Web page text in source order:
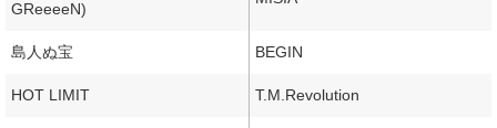
GReeeeN)
島人ぬ宝 BEGIN
HOT LIMIT T.M.Revolution